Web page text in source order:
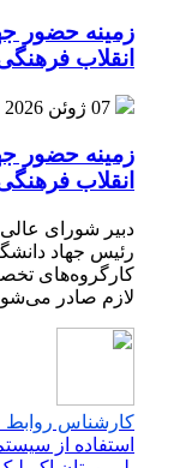
زمینه حضور
انقلاب
07 ژوئن 2026
زمینه حضور
انقلاب
دبیر شورای
رئیس جهاد
کارگروه‌های
لازم صادر
کارشناس
استفاده از